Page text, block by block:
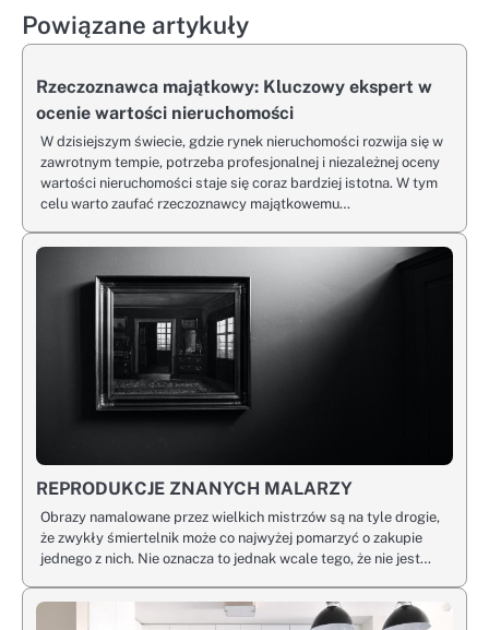
Powiązane artykuły
Rzeczoznawca majątkowy: Kluczowy ekspert w
ocenie wartości nieruchomości
W dzisiejszym świecie, gdzie rynek nieruchomości rozwija się w
zawrotnym tempie, potrzeba profesjonalnej i niezależnej oceny
wartości nieruchomości staje się coraz bardziej istotna. W tym
celu warto zaufać rzeczoznawcy majątkowemu…
REPRODUKCJE ZNANYCH MALARZY
Obrazy namalowane przez wielkich mistrzów są na tyle drogie,
że zwykły śmiertelnik może co najwyżej pomarzyć o zakupie
jednego z nich. Nie oznacza to jednak wcale tego, że nie jest…